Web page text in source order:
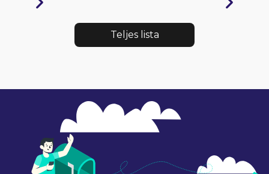
Teljes lista